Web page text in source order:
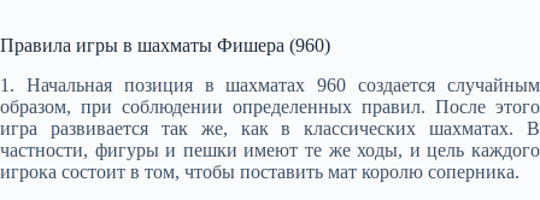
Правила игры в шахматы Фишера (960)
1. Начальная позиция в шахматах 960 создается случайным
образом, при соблюдении определенных правил. После этого
игра развивается так же, как в классических шахматах. В
частности, фигуры и пешки имеют те же ходы, и цель каждого
игрока состоит в том, чтобы поставить мат королю соперника.